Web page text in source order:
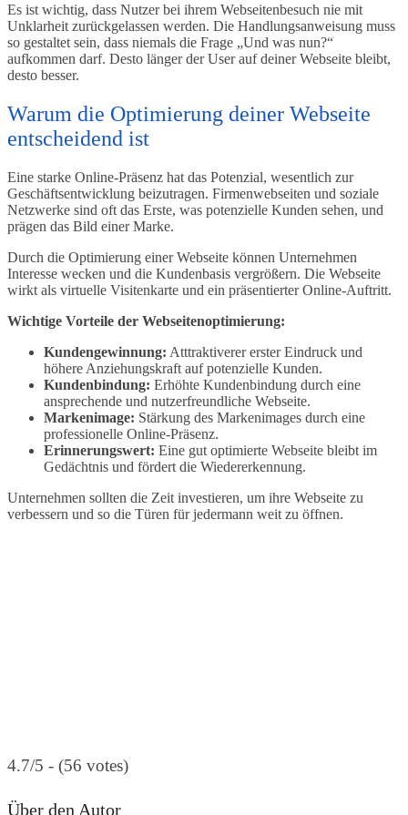
Es ist wichtig, dass Nutzer bei ihrem Webseitenbesuch nie mit
Unklarheit zurückgelassen werden. Die Handlungsanweisung muss
so gestaltet sein, dass niemals die Frage „Und was nun?“
aufkommen darf. Desto länger der User auf deiner Webseite bleibt,
desto besser.
Warum die Optimierung deiner Webseite
entscheidend ist
Eine starke Online-Präsenz hat das Potenzial, wesentlich zur
Geschäftsentwicklung beizutragen. Firmenwebseiten und soziale
Netzwerke sind oft das Erste, was potenzielle Kunden sehen, und
prägen das Bild einer Marke.
Durch die Optimierung einer Webseite können Unternehmen
Interesse wecken und die Kundenbasis vergrößern. Die Webseite
wirkt als virtuelle Visitenkarte und ein präsentierter Online-Auftritt.
Wichtige Vorteile der Webseitenoptimierung:
Kundengewinnung: Atttraktiverer erster Eindruck und
höhere Anziehungskraft auf potenzielle Kunden.
Kundenbindung: Erhöhte Kundenbindung durch eine
ansprechende und nutzerfreundliche Webseite.
Markenimage: Stärkung des Markenimages durch eine
professionelle Online-Präsenz.
Erinnerungswert: Eine gut optimierte Webseite bleibt im
Gedächtnis und fördert die Wiedererkennung.
Unternehmen sollten die Zeit investieren, um ihre Webseite zu
verbessern und so die Türen für jedermann weit zu öffnen.
4.7/5 - (56 votes)
Über den Autor